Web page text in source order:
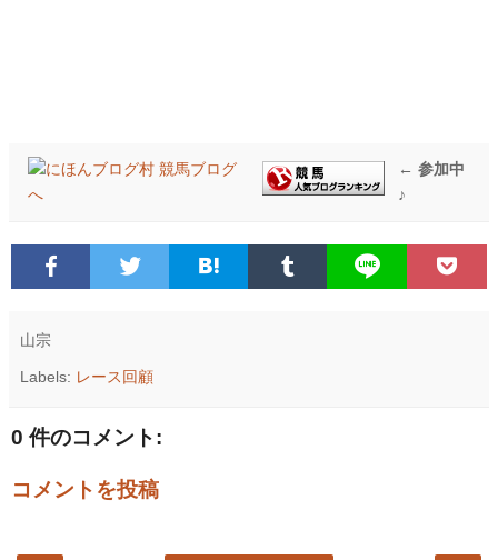
← 参加中
♪
山宗
Labels: レース回顧
0 件のコメント:
コメントを投稿